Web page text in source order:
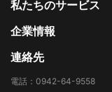
私たちのサービス
企業情報
連絡先
電話：0942-64-9558